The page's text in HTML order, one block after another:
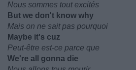
Nous sommes tout excités
But we don't know why
Mais on ne sait pas pourquoi
Maybe it's cuz
Peut-être est-ce parce que
We're all gonna die